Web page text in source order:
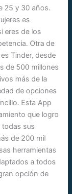
25 y 30 años.
es
eres de los
Otra de
Tinder, desde
de 500 millones
más de la
de opciones
Esta App
que logro
todas sus
de 200 mil
herramientas
a todos
opción de